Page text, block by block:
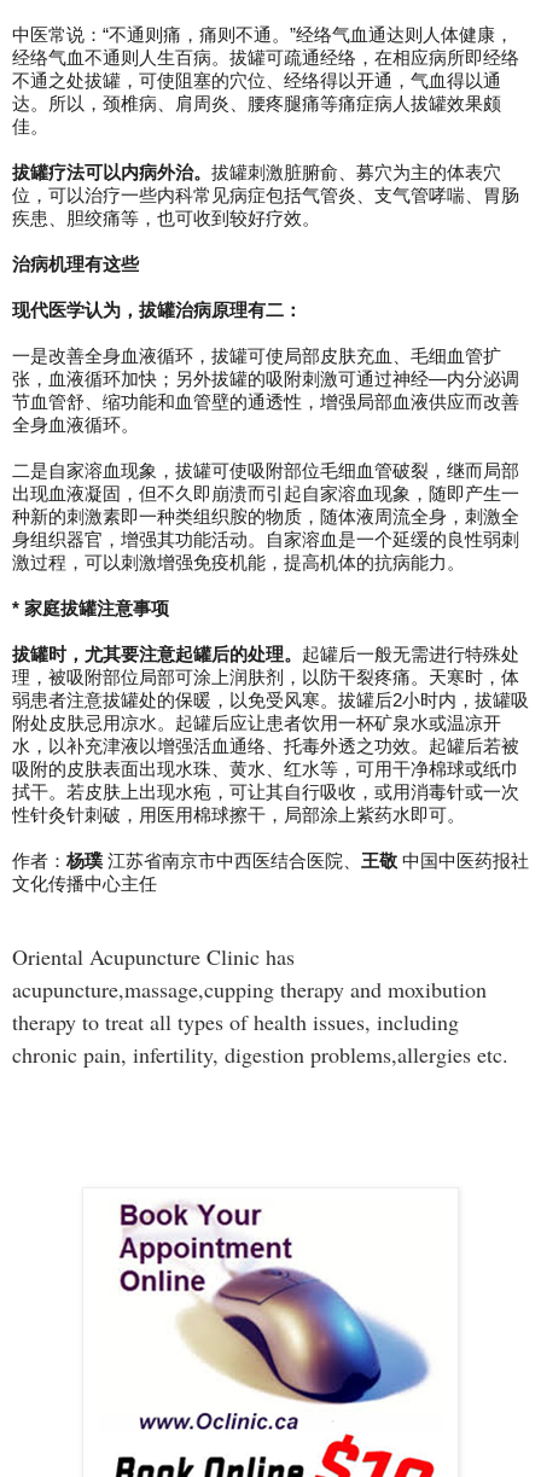
中医常说：“不通则痛，痛则不通。”经络气血通达则人体健康，
经络气血不通则人生百病。拔罐可疏通经络，在相应病所即经络
不通之处拔罐，可使阻塞的穴位、经络得以开通，气血得以通
达。所以，颈椎病、肩周炎、腰疼腿痛等痛症病人拔罐效果颇
佳。
拔罐疗法可以内病外治。 拔罐刺激脏腑俞、募穴为主的体表穴
位，可以治疗一些内科常见病症包括气管炎、支气管哮喘、胃肠
疾患、胆绞痛等，也可收到较好疗效。
治病机理有这些
现代医学认为，拔罐治病原理有二：
一是改善全身血液循环，拔罐可使局部皮肤充血、毛细血管扩
张，血液循环加快；另外拔罐的吸附刺激可通过神经—内分泌调
节血管舒、缩功能和血管壁的通透性，增强局部血液供应而改善
全身血液循环。
二是自家溶血现象，拔罐可使吸附部位毛细血管破裂，继而局部
出现血液凝固，但不久即崩溃而引起自家溶血现象，随即产生一
种新的刺激素即一种类组织胺的物质，随体液周流全身，刺激全
身组织器官，增强其功能活动。自家溶血是一个延缓的良性弱刺
激过程，可以刺激增强免疫机能，提高机体的抗病能力。
* 家庭拔罐注意事项
拔罐时，尤其要注意起罐后的处理。 起罐后一般无需进行特殊处
理，被吸附部位局部可涂上润肤剂，以防干裂疼痛。天寒时，体
弱患者注意拔罐处的保暖，以免受风寒。拔罐后2小时内，拔罐吸
附处皮肤忌用凉水。起罐后应让患者饮用一杯矿泉水或温凉开
水，以补充津液以增强活血通络、托毒外透之功效。起罐后若被
吸附的皮肤表面出现水珠、黄水、红水等，可用干净棉球或纸巾
拭干。若皮肤上出现水疱，可让其自行吸收，或用消毒针或一次
性针灸针刺破，用医用棉球擦干，局部涂上紫药水即可。
作者： 杨璞 江苏省南京市中西医结合医院、 王敬 中国中医药报社
文化传播中心主任
Oriental Acupuncture Clinic has
acupuncture,massage,cupping therapy and moxibution
therapy to treat all types of health issues, including
chronic pain, infertility, digestion problems,allergies etc.